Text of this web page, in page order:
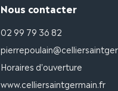
Nous contacter
02 99 79 36 82
Horaires d'ouverture
www.celliersaintgermain.fr